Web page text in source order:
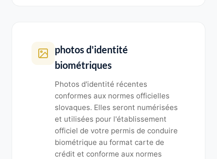
photos d'identité
biométriques
Photos d'identité récentes
conformes aux normes officielles
slovaques. Elles seront numérisées
et utilisées pour l'établissement
officiel de votre permis de conduire
biométrique au format carte de
crédit et conforme aux normes